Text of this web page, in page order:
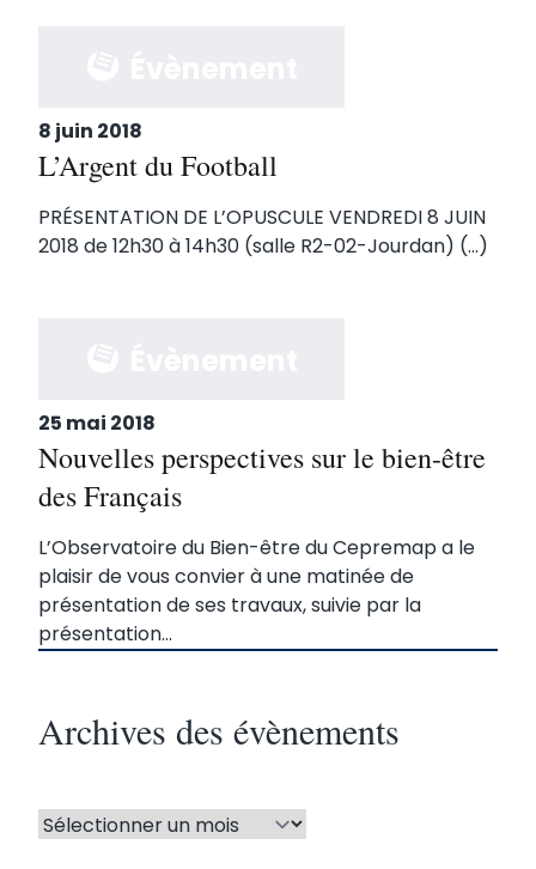
8 juin 2018
L’Argent du Football
PRÉSENTATION DE L’OPUSCULE VENDREDI 8 JUIN
2018 de 12h30 à 14h30 (salle R2-02-Jourdan) (...)
25 mai 2018
Nouvelles perspectives sur le bien-être
des Français
L’Observatoire du Bien-être du Cepremap a le
plaisir de vous convier à une matinée de
présentation de ses travaux, suivie par la
présentation...
Archives des évènements